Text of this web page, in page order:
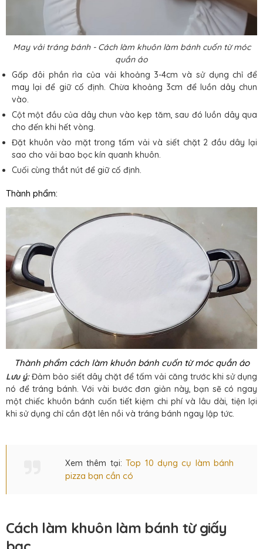
May vải tráng bánh - Cách làm khuôn làm bánh cuốn từ móc
quần áo
Gấp đôi phần rìa của vải khoảng 3-4cm và sử dụng chỉ để
may lại để giữ cố định. Chừa khoảng 3cm để luồn dây chun
vào.
Cột một đầu của dây chun vào kẹp tăm, sau đó luồn dây qua
cho đến khi hết vòng.
Đặt khuôn vào mặt trong tấm vải và siết chặt 2 đầu dây lại
sao cho vải bao bọc kín quanh khuôn.
Cuối cùng thắt nút để giữ cố định.
Thành phẩm:
Thành phẩm cách làm khuôn bánh cuốn từ móc quần áo
Lưu ý:Đảm bảo siết dây chặt để tấm vải căng trước khi sử dụng
nó để tráng bánh. Với vài bước đơn giản này, bạn sẽ có ngay
một chiếc khuôn bánh cuốn tiết kiệm chi phí và lâu dài, tiện lợi
khi sử dụng chỉ cần đặt lên nồi và tráng bánh ngay lập tức.
Xem thêm tại:Top 10 dụng cụ làm bánh
pizza bạn cần có
Cách làm khuôn làm bánh từ giấy